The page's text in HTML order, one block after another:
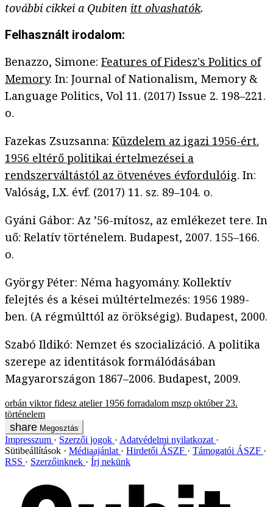
további cikkei a Qubiten itt olvashatók.
Felhasznált irodalom:
Benazzo, Simone: Features of Fidesz's Politics of
Memory. In: Journal of Nationalism, Memory &
Language Politics, Vol 11. (2017) Issue 2. 198–221.
o.
Fazekas Zsuzsanna: Küzdelem az igazi 1956-ért.
1956 eltérő politikai értelmezései a
rendszerváltástól az ötvenéves évfordulóig. In:
Valóság, LX. évf. (2017) 11. sz. 89–104. o.
Gyáni Gábor: Az ’56-mítosz, az emlékezet tere. In
uő: Relatív történelem. Budapest, 2007. 155–166.
o.
György Péter: Néma hagyomány. Kollektív
felejtés és a kései múltértelmezés: 1956 1989-
ben. (A régmúlttól az örökségig). Budapest, 2000.
Szabó Ildikó: Nemzet és szocializáció. A politika
szerepe az identitások formálódásában
Magyarországon 1867–2006. Budapest, 2009.
orbán viktor fidesz atelier 1956 forradalom mszp október 23.
történelem
Megosztás
Impresszum Szerzői jogok
Adatvédelmi nyilatkozat
Sütibeállítások
Médiaajánlat Hirdetői ÁSZF
Támogatói ÁSZF
RSS
Szerzőinknek Írj nekünk